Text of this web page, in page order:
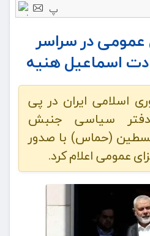
پ
عزای عمومی در سراسر
اسماعیل هنیه
اسلامی ایران در پی
سیاسی جنبش
(حماس) با صدور
عمومی اعلام کرد.